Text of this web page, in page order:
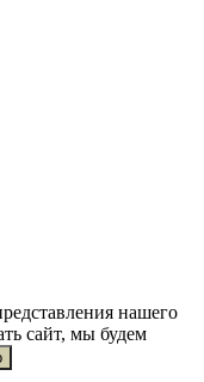
нашего
сайт, мы будем